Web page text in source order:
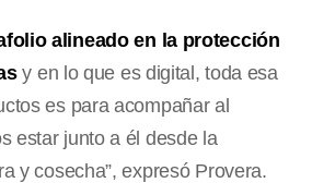
alineado en la protección
y en lo que es digital, toda esa
es para acompañar al
estar junto a él desde la
y cosecha”, expresó Provera.